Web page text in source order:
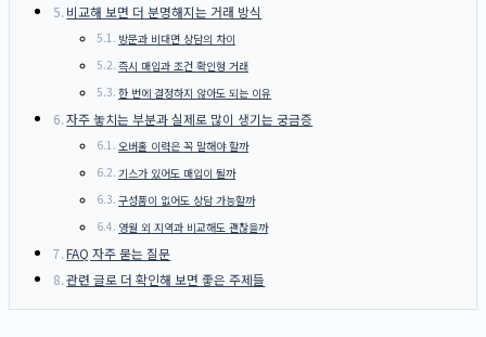
비교해 보면 더 분명해지는 거래 방식
방문과 비대면 상담의 차이
즉시 매입과 조건 확인형 거래
한 번에 결정하지 않아도 되는 이유
자주 놓치는 부분과 실제로 많이 생기는 궁금증
오버홀 이력은 꼭 말해야 할까
기스가 있어도 매입이 될까
구성품이 없어도 상담 가능할까
영월 외 지역과 비교해도 괜찮을까
FAQ 자주 묻는 질문
관련 글로 더 확인해 보면 좋은 주제들